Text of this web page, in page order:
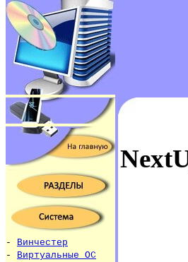
- Винчестер
- Виртуальные ОС